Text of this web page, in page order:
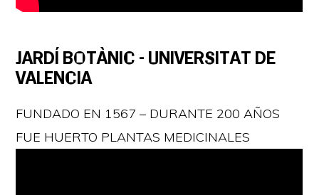
JARDÍ BOTÀNIC – UNIVERSITAT DE
VALENCIA
FUNDADO EN 1567 – DURANTE 200 AÑOS
FUE HUERTO PLANTAS MEDICINALES